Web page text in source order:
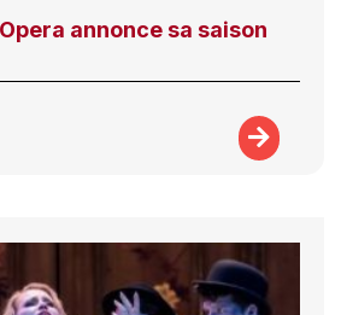
annonce sa saison